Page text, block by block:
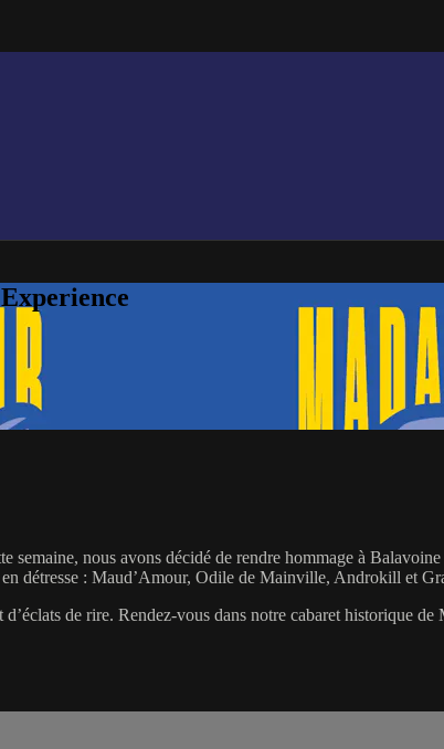
semaine, nous avons décidé de rendre hommage à
détresse : Maud’Amour, Odile de Mainville, Androkill et
de rire. Rendez-vous dans notre cabaret historique de